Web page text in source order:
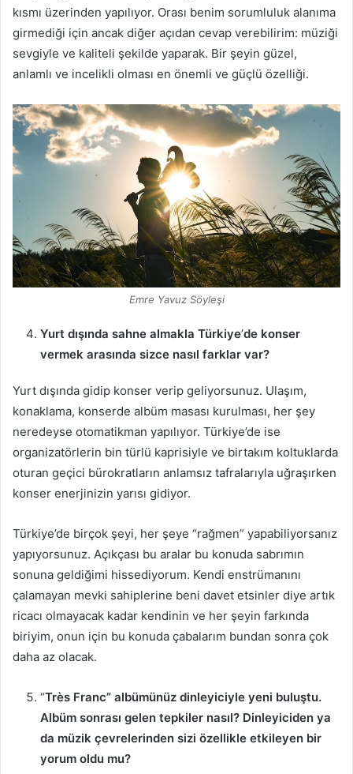
kısmı üzerinden yapılıyor. Orası benim sorumluluk alanıma
girmediği için ancak diğer açıdan cevap verebilirim: müziği
sevgiyle ve kaliteli şekilde yaparak. Bir şeyin güzel,
anlamlı ve incelikli olması en önemli ve güçlü özelliği.
Emre Yavuz Söyleşi
Yurt dışında sahne almakla Türkiye’de konser
vermek arasında sizce nasıl farklar var?
Yurt dışında gidip konser verip geliyorsunuz. Ulaşım,
konaklama, konserde albüm masası kurulması, her şey
neredeyse otomatikman yapılıyor. Türkiye’de ise
organizatörlerin bin türlü kaprisiyle ve birtakım koltuklarda
oturan geçici bürokratların anlamsız tafralarıyla uğraşırken
konser enerjinizin yarısı gidiyor.
Türkiye’de birçok şeyi, her şeye “rağmen” yapabiliyorsanız
yapıyorsunuz. Açıkçası bu aralar bu konuda sabrımın
sonuna geldiğimi hissediyorum. Kendi enstrümanını
çalamayan mevki sahiplerine beni davet etsinler diye artık
ricacı olmayacak kadar kendinin ve her şeyin farkında
biriyim, onun için bu konuda çabalarım bundan sonra çok
daha az olacak.
“Très Franc” albümünüz dinleyiciyle yeni buluştu.
Albüm sonrası gelen tepkiler nasıl? Dinleyiciden ya
da müzik çevrelerinden sizi özellikle etkileyen bir
yorum oldu mu?